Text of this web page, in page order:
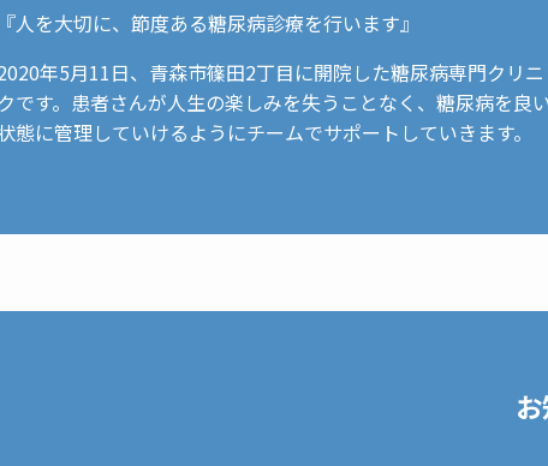
『人を大切に、節度ある糖尿病診療を行います』
年5月11日、青森市篠田2丁目に開院した糖尿病専門クリニ
クです。患者さんが人生の楽しみを失うことなく、糖尿病を良
態に管理していけるようにチームでサポートしていきます。